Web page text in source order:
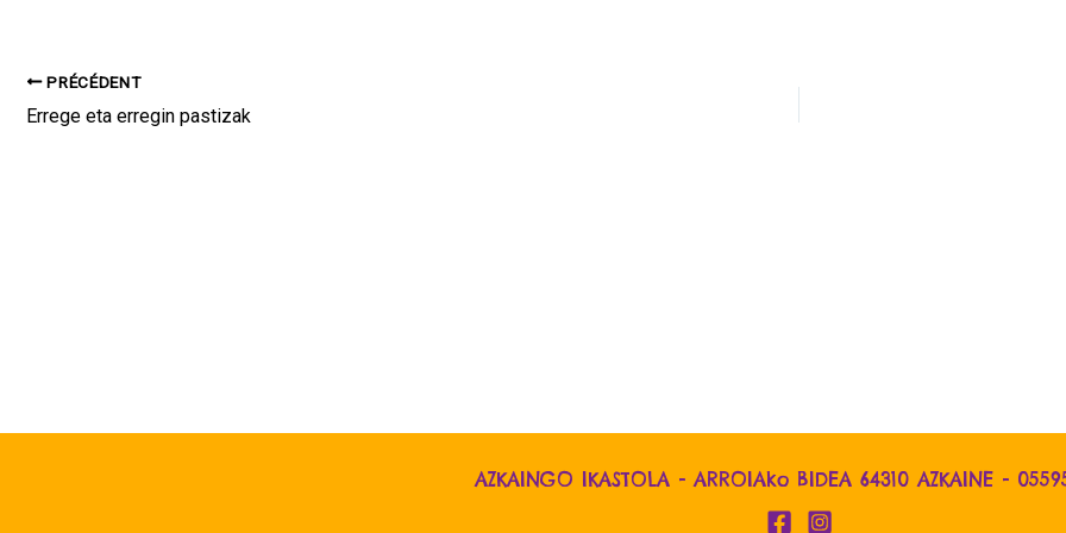
PRÉCÉDENT
Errege eta erregin pastizak
AZKAINGO IKASTOLA - ARROIAko BIDEA 64310 AZKAINE -